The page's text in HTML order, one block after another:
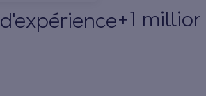
d'expérience+1